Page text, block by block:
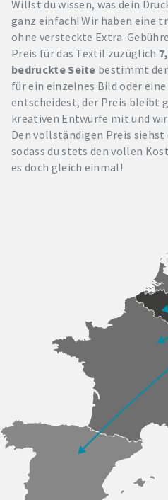
Willst du wissen, was dein
ganz einfach! Wir haben eine
ohne versteckte Extra-
Preis für das Textil zuzüglich
bedruckte Seite bestimmt
für ein einzelnes Bild oder
entscheidest, der Preis bleibt
kreativen Entwürfe mit und
Den vollständigen Preis
sodass du stets den vollen
es doch gleich einmal!